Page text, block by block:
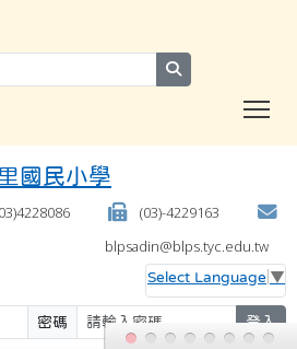
(03)-4229163
blpsadin@blps.tyc.edu.tw
Select Language ▼
密碼 登入